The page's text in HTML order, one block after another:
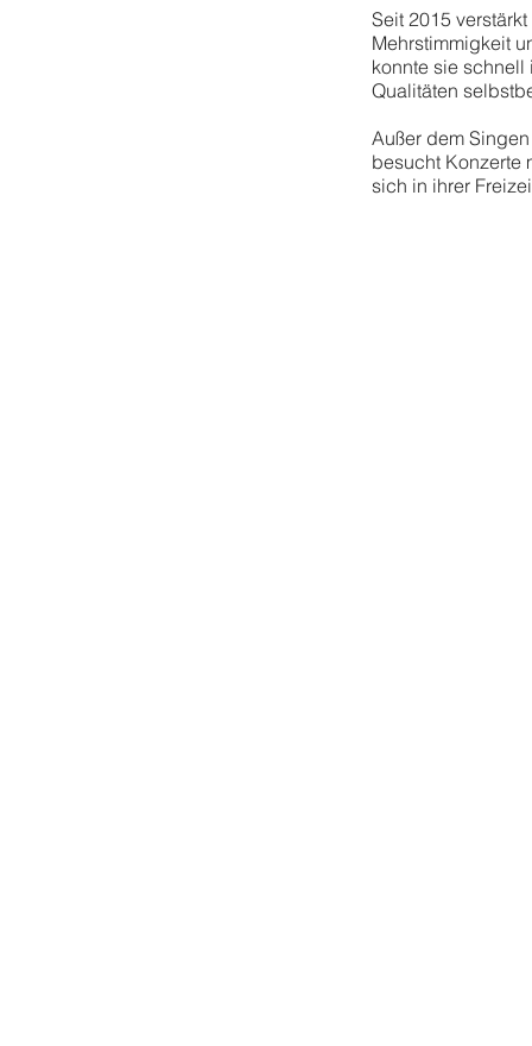
Seit 2015
Mehrstimmigkeit
konnte sie
Qualitäten
Außer dem
besucht Konzerte
sich in ihrer